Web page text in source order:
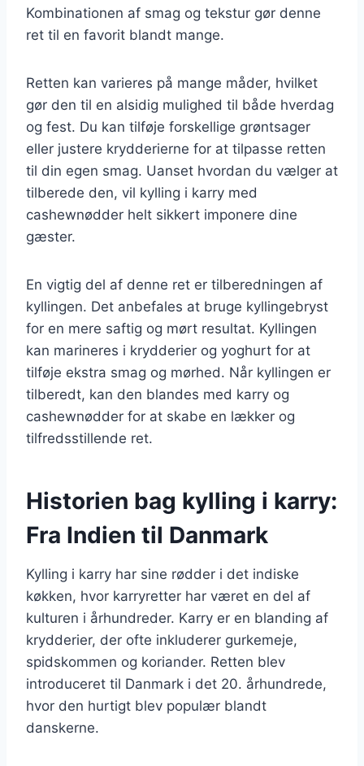
Kombinationen af smag og tekstur gør denne
ret til en favorit blandt mange.
Retten kan varieres på mange måder, hvilket
gør den til en alsidig mulighed til både hverdag
og fest. Du kan tilføje forskellige grøntsager
eller justere krydderierne for at tilpasse retten
til din egen smag. Uanset hvordan du vælger at
tilberede den, vil kylling i karry med
cashewnødder helt sikkert imponere dine
gæster.
En vigtig del af denne ret er tilberedningen af
kyllingen. Det anbefales at bruge kyllingebryst
for en mere saftig og mørt resultat. Kyllingen
kan marineres i krydderier og yoghurt for at
tilføje ekstra smag og mørhed. Når kyllingen er
tilberedt, kan den blandes med karry og
cashewnødder for at skabe en lækker og
tilfredsstillende ret.
Historien bag kylling i karry:
Fra Indien til Danmark
Kylling i karry har sine rødder i det indiske
køkken, hvor karryretter har været en del af
kulturen i århundreder. Karry er en blanding af
krydderier, der ofte inkluderer gurkemeje,
spidskommen og koriander. Retten blev
introduceret til Danmark i det 20. århundrede,
hvor den hurtigt blev populær blandt
danskerne.